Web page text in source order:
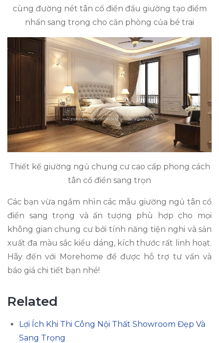
cùng đường nét tân cổ điển đầu giường tạo điểm
nhấn sang trọng cho căn phòng của bé trai
Thiết kế giường ngủ chung cư cao cấp phong cách
tân cổ điển sang trọn
Các bạn vừa ngắm nhìn các mẫu giường ngủ tân cổ
điển sang trọng và ấn tượng phù hợp cho mọi
không gian chung cư bởi tính năng tiện nghi và sản
xuất đa màu sắc kiểu dáng, kích thước rất linh hoạt.
Hãy đến với Morehome để được hỗ trợ tư vấn và
báo giá chi tiết bạn nhé!
Related
Lợi Ích Khi Thi Công Nội Thất Showroom Đẹp Và
Sang Trọng